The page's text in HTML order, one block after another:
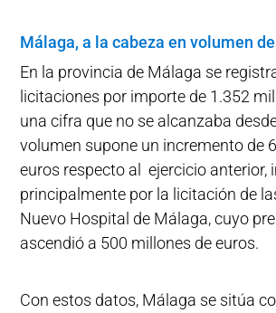
Málaga, a la cabeza en volumen
En la provincia de Málaga se
licitaciones por importe de 1.352
una cifra que no se alcanzaba
volumen supone un incremento de
euros respecto al ejercicio anterior,
principalmente por la licitación de
Nuevo Hospital de Málaga, cuyo
ascendió a 500 millones de euros.
Con estos datos, Málaga se sitúa